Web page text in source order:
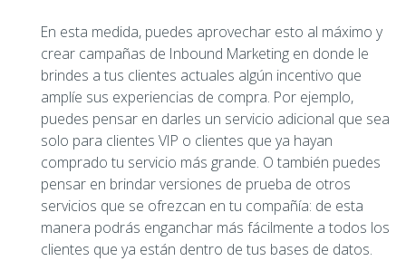
En esta medida, puedes aprovechar esto al máximo y
crear campañas de Inbound Marketing en donde le
brindes a tus clientes actuales algún incentivo que
amplíe sus experiencias de compra. Por ejemplo,
puedes pensar en darles un servicio adicional que sea
solo para clientes VIP o clientes que ya hayan
comprado tu servicio más grande. O también puedes
pensar en brindar versiones de prueba de otros
servicios que se ofrezcan en tu compañía: de esta
manera podrás enganchar más fácilmente a todos los
clientes que ya están dentro de tus bases de datos.